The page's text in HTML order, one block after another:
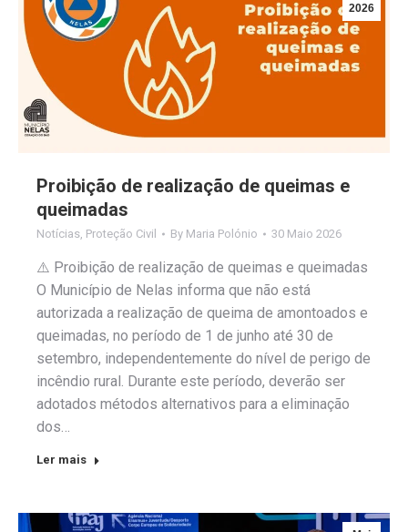
2026
Proibição de realização de queimas e
queimadas
Notícias, Proteção Civil By Maria Polónio 30 Maio 2026
⚠️ Proibição de realização de queimas e queimadas
O Município de Nelas informa que não está
autorizada a realização de queima de amontoados e
queimadas, no período de 1 de junho até 30 de
setembro, independentemente do nível de perigo de
incêndio rural. Durante este período, deverão ser
adotados métodos alternativos para a eliminação
dos…
Ler mais